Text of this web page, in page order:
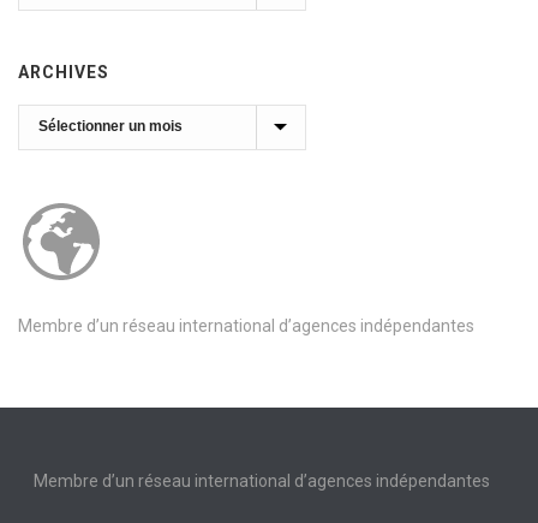
ARCHIVES
Archives
Membre d’un réseau international d’agences indépendantes
Membre d’un réseau international d’agences indépendantes